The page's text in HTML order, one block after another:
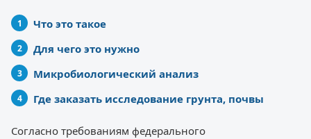
Что это такое
Для чего это нужно
Микробиологический анализ
Где заказать исследование грунта, почвы
Согласно требованиям федерального